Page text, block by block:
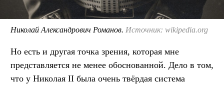
Николай Александрович Романов. Источник: wikipedia.org
Но есть и другая точка зрения, которая мне
представляется не менее обоснованной. Дело в том,
что у Николая II была очень твёрдая система